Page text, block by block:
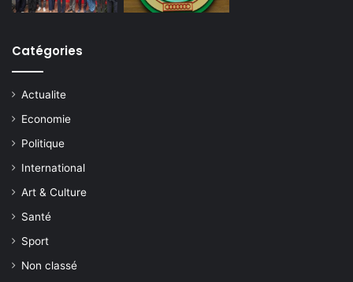
Catégories
Actualite
Economie
Politique
International
Art & Culture
Santé
Sport
Non classé